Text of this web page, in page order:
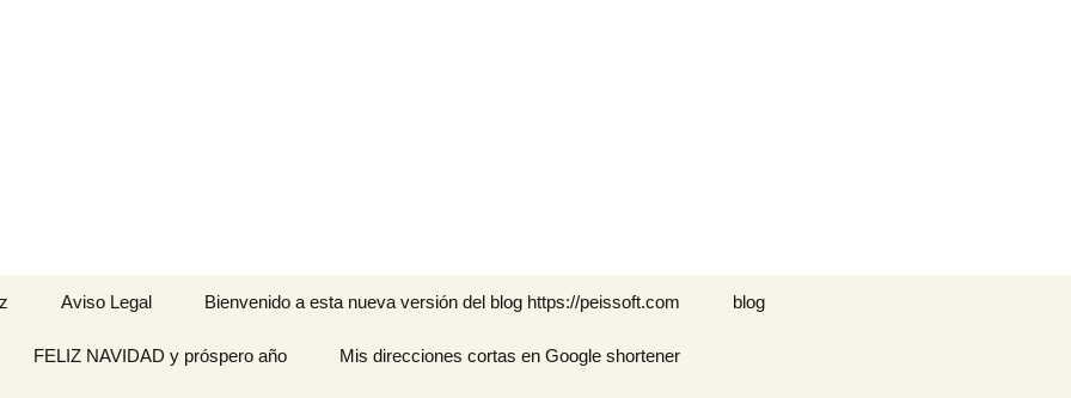
Aviso Legal Bienvenido a esta nueva versión del blog https://peissoft.com blog
FELIZ NAVIDAD y próspero año Mis direcciones cortas en Google shortener